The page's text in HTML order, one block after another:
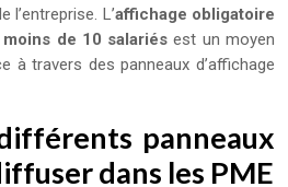
l’entreprise. L’affichage obligatoire
de 10 salariésest un moyen
à travers des panneaux d’affichage
panneaux
dans les PME